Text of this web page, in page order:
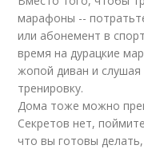
марафоны --
или абонемент в
время на дурацкие
жопой диван и
тренировку.
Дома тоже можно
Секретов нет,
что вы готовы